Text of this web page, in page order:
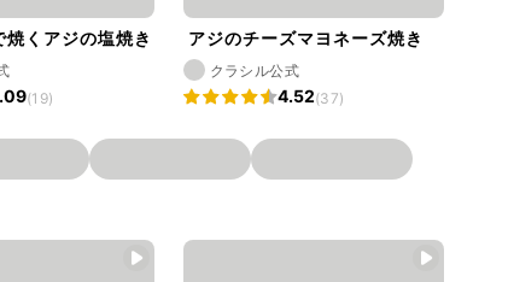
焼くアジの塩焼き
(19)
アジのチーズマヨネーズ焼き
クラシル公式
4.52(37)